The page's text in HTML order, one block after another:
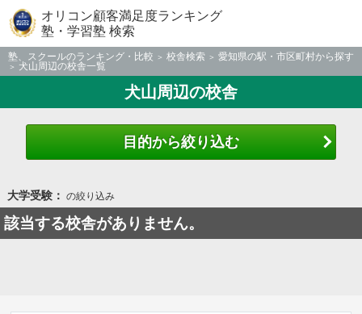
オリコン顧客満足度ランキング
塾・学習塾 検索
塾、スクールのランキング・比較 校舎検索
愛知県の駅・市区町村から探す
犬山周辺の校舎一覧
犬山周辺の校舎
目的から絞り込む
大学受験： の絞り込み
該当する校舎がありません。